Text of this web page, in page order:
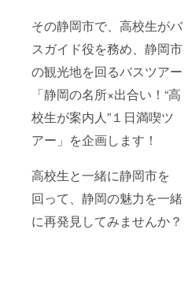
その静岡市で、高校生がバ
スガイド役を務め、静岡市
の観光地を回るバスツアー
「静岡の名所×出合い！“高
校生が案内人”１日満喫ツ
アー」を企画します！
高校生と一緒に静岡市を
回って、静岡の魅力を一緒
に再発見してみませんか？